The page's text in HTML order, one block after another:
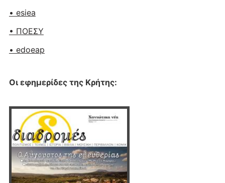
• esiea
• ΠΟΕΣΥ
• edoeap
Οι εφημερίδες της Κρήτης: